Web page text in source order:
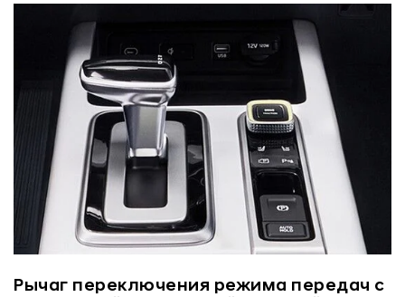
Рычаг переключения режима передач с